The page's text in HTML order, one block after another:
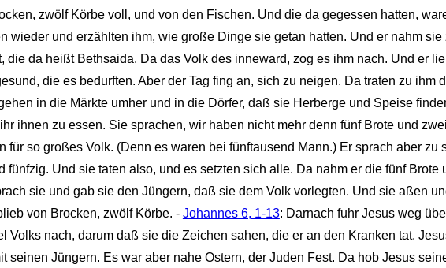
zwölf Körbe voll, und von den Fischen. Und die da gegessen hatten,
wieder und erzählten ihm, wie große Dinge sie getan hatten. Und er nahm
die da heißt Bethsaida. Da das Volk des inneward, zog es ihm nach. Und er
die es bedurften. Aber der Tag fing an, sich zu neigen. Da traten zu ihm
in die Märkte umher und in die Dörfer, daß sie Herberge und Speise
ihnen zu essen. Sie sprachen, wir haben nicht mehr denn fünf Brote und
so großes Volk. (Denn es waren bei fünftausend Mann.) Er sprach aber zu
fünfzig. Und sie taten also, und es setzten sich alle. Da nahm er die fünf Brote
sie und gab sie den Jüngern, daß sie dem Volk vorlegten. Und sie aßen
von Brocken, zwölf Körbe. - Johannes 6, 1-13: Darnach fuhr Jesus weg
Volks nach, darum daß sie die Zeichen sahen, die er an den Kranken tat.
seinen Jüngern. Es war aber nahe Ostern, der Juden Fest. Da hob Jesus